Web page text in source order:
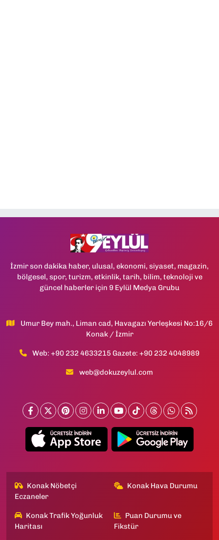
İzmir son dakika haber, ulusal, ekonomi, siyaset, magazin,
bölgesel, spor, turizm, etkinlik, tarih, bilim, teknoloji ve
güncel haberler için 9 Eylül Medya Grubu
Umur Bey mah., Liman cad, Havagazı Yerleşkesi No:16/6
Konak / İzmir
Web: +90 232 4633215 Gazete: +90 232 4048989
web@dokuzeylul.com
Konak Nöbetçi
Eczaneler
Konak Hava Durumu
Konak Trafik Yoğunluk
Haritası
Puan Durumu ve
Fikstür